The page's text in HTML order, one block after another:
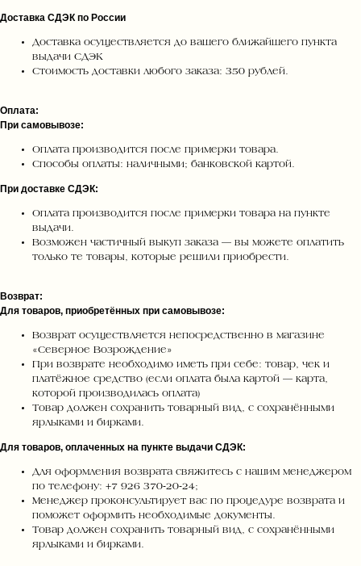
Доставка СДЭК по России
Доставка осуществляется до вашего ближайшего пункта
выдачи СДЭК
Стоимость доставки любого заказа: 350 рублей.
Оплата:
При самовывозе:
Оплата производится после примерки товара.
Способы оплаты: наличными; банковской картой.
При доставке СДЭК:
Оплата производится после примерки товара на пункте
выдачи.
Возможен частичный выкуп заказа — вы можете оплатить
только те товары, которые решили приобрести.
Возврат:
Для товаров, приобретённых при самовывозе:
Возврат осуществляется непосредственно в магазине
«Северное Возрождение»
При возврате необходимо иметь при себе: товар, чек и
платёжное средство (если оплата была картой — карта,
которой производилась оплата)
Товар должен сохранить товарный вид, с сохранёнными
ярлыками и бирками.
Для товаров, оплаченных на пункте выдачи СДЭК:
Для оформления возврата свяжитесь с нашим менеджером
по телефону: +7 926 370‑20‑24;
Менеджер проконсультирует вас по процедуре возврата и
поможет оформить необходимые документы.
Товар должен сохранить товарный вид, с сохранёнными
ярлыками и бирками.